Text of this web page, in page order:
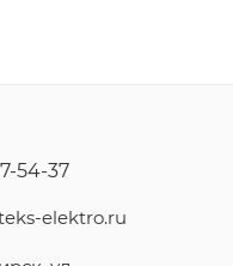
54-37
elektro.ru